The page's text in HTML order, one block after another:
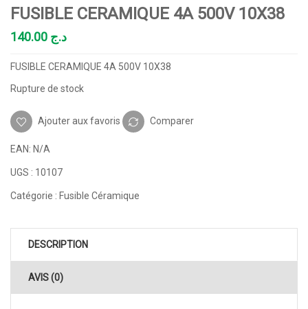
FUSIBLE CERAMIQUE 4A 500V 10X38
د.ج
FUSIBLE CERAMIQUE 4A 500V 10X38
Rupture de stock
Ajouter aux favoris Comparer
EAN: N/A
UGS : 10107
Catégorie : Fusible Céramique
DESCRIPTION
AVIS (0)